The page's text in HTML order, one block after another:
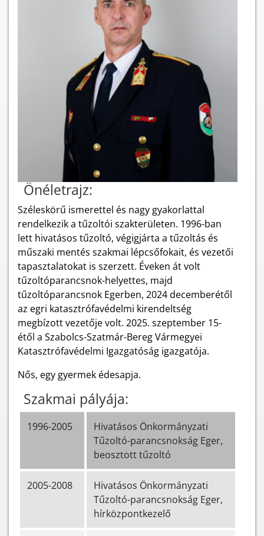
Önéletrajz:
Széleskörű ismerettel és nagy gyakorlattal
rendelkezik a tűzoltói szakterületen. 1996-ban
lett hivatásos tűzoltó, végigjárta a tűzoltás és
műszaki mentés szakmai lépcsőfokait, és vezetői
tapasztalatokat is szerzett. Éveken át volt
tűzoltóparancsnok-helyettes, majd
tűzoltóparancsnok Egerben, 2024 decemberétől
az egri katasztrófavédelmi kirendeltség
megbízott vezetője volt. 2025. szeptember 15-
étől a Szabolcs-Szatmár-Bereg Vármegyei
Katasztrófavédelmi Igazgatóság igazgatója.
Nős, egy gyermek édesapja.
Szakmai pályája:
1996-2005
Hivatásos Önkormányzati
Tűzoltó-parancsnokság Eger,
beosztott tűzoltó
2005-2008
Hivatásos Önkormányzati
Tűzoltó-parancsnokság Eger,
hírközpontkezelő